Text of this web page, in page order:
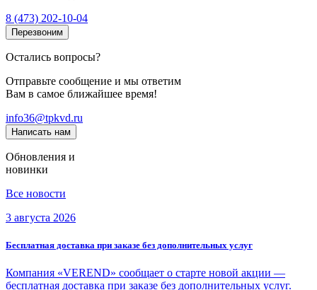
8 (473) 202-10-04
Перезвоним
Остались вопросы?
Отправьте сообщение и мы ответим
Вам в самое ближайшее время!
info36@tpkvd.ru
Написать нам
Обновления и
новинки
Все новости
3 августа 2026
Бесплатная доставка при заказе без дополнительных услуг
Компания «VEREND» сообщает о старте новой акции —
бесплатная доставка при заказе без дополнительных услуг.